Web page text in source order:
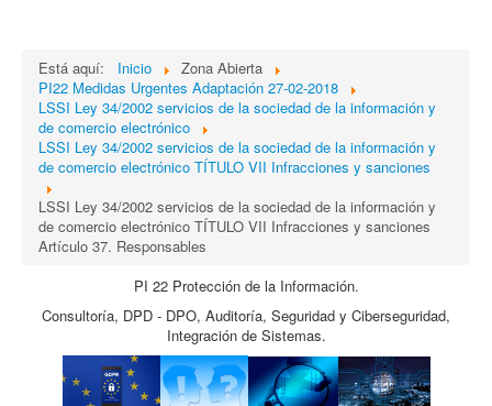
Está aquí: Inicio
Zona Abierta
PI22 Medidas Urgentes Adaptación 27-02-2018
LSSI Ley 34/2002 servicios de la sociedad de la información y
de comercio electrónico
LSSI Ley 34/2002 servicios de la sociedad de la información y
de comercio electrónico TÍTULO VII Infracciones y sanciones
LSSI Ley 34/2002 servicios de la sociedad de la información y
de comercio electrónico TÍTULO VII Infracciones y sanciones
Artículo 37. Responsables
PI 22 Protección de la Información.
Consultoría, DPD - DPO, Auditoría, Seguridad y Ciberseguridad,
Integración de Sistemas.